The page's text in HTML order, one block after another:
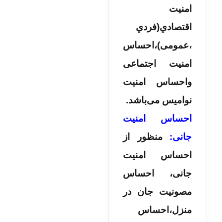
امنیت
اقتصادي(فردي
،عمومی)،احساس
امنیت اجتماعی
واحساس امنیت
نوامیس می­‌باشد.
احساس امنیت
جانی: منظور از
احساس امنیت
جانی، احساس
مصونیت جان در
منزل،احساس